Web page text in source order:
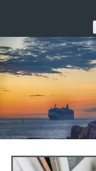
ツ
へ
ス
キ
ッ
プ